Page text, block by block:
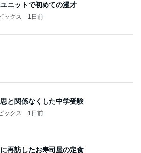
ニットで初めての漫才
ックス 1日前
再訪したお寿司屋の定食
ックス 18時間前